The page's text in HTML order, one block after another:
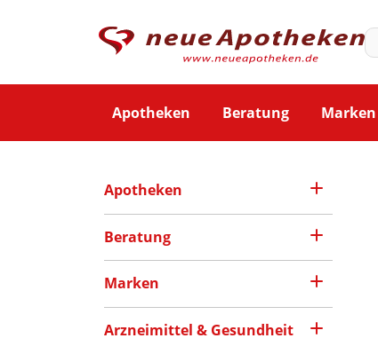
Apotheken Beratung Marken
Apotheken
Beratung
Marken
Arzneimittel & Gesundheit